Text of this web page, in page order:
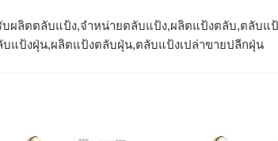
ผลิตตลับแป้ง,จำหน่ายตลับแป้ง,ผลิตแป้งตลับ,ตลับแ
แป้งฝุ่น,ผลิตแป้งตลับฝุ่น,ตลับแป้งเปล่าขายปลีกฝุ่น